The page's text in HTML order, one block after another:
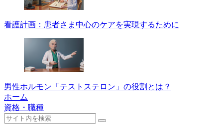
看護計画：患者さま中心のケアを実現するために
男性ホルモン「テストステロン」の役割とは？
ホーム
資格・職種